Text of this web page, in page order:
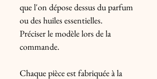
que l'on dépose dessus du parfum
ou des huiles essentielles.
Préciser le modèle lors de la
commande.
Chaque pièce est fabriquée à la